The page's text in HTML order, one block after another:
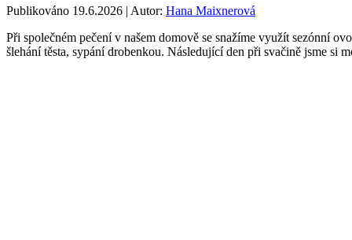
Publikováno 19.6.2026 | Autor: Hana Maixnerová
Při společném pečení v našem domově se snažíme využít sezónní
šlehání těsta, sypání drobenkou. Následující den při svačině jsme si